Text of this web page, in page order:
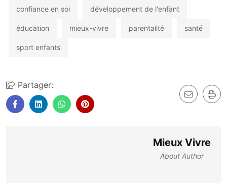
confiance en soi développement de l'enfant
éducation mieux-vivre parentalité santé
sport enfants
Partager:
Mieux Vivre
About Author